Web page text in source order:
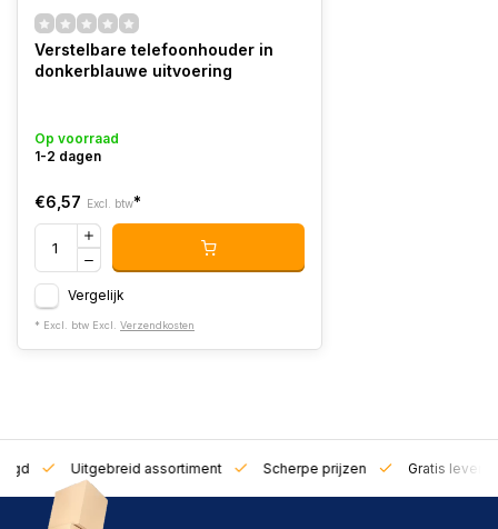
Verstelbare telefoonhouder in
donkerblauwe uitvoering
Op voorraad
1-2 dagen
€6,57 Excl. btw*
Vergelijk
* Excl. btw Excl. Verzendkosten
Uitgebreid assortiment Scherpe prijzen Gratis